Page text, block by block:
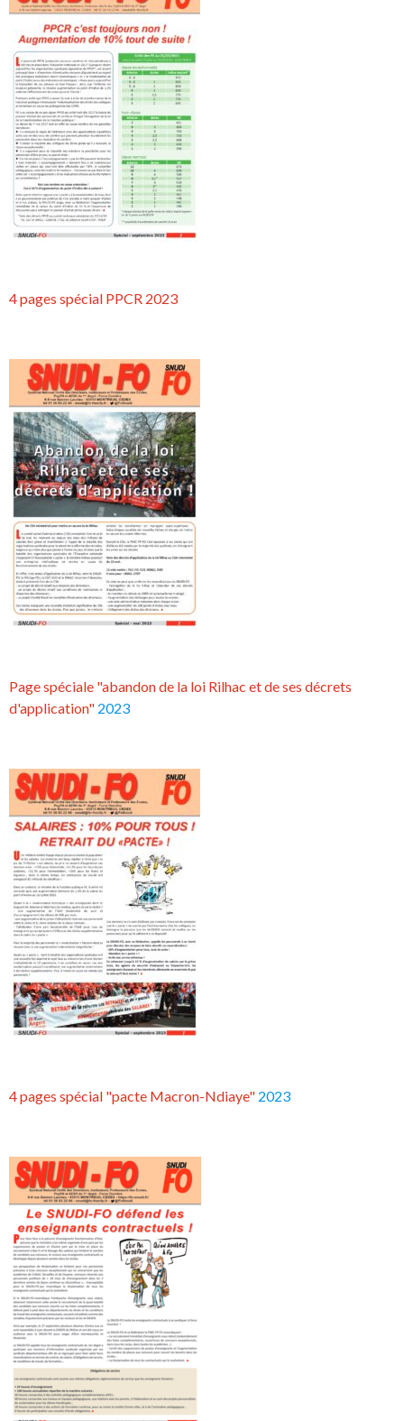
4 pages spécial PPCR 2023
Page spéciale "abandon de la loi Rilhac et de ses décrets
d'application" 2023
4 pages spécial "pacte Macron-Ndiaye" 2023